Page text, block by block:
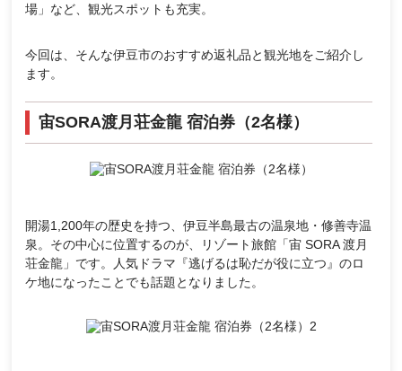
場」など、観光スポットも充実。
今回は、そんな伊豆市のおすすめ返礼品と観光地をご紹介し
ます。
宙SORA渡月荘金龍 宿泊券（2名様）
開湯1,200年の歴史を持つ、伊豆半島最古の温泉地・修善寺温
泉。その中心に位置するのが、リゾート旅館「宙 SORA 渡月
荘金龍」です。人気ドラマ『逃げるは恥だが役に立つ』のロ
ケ地になったことでも話題となりました。